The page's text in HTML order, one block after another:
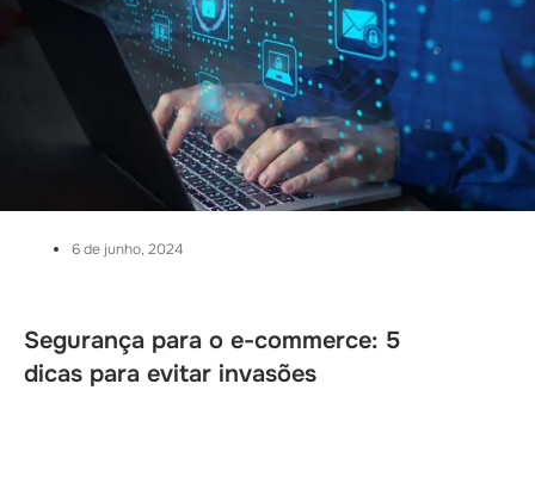
6 de junho, 2024
Segurança para o e-commerce: 5
dicas para evitar invasões